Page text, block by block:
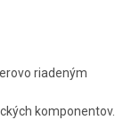
riadeným
komponentov.